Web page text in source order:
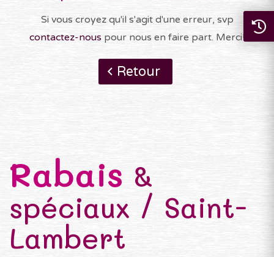
Si vous croyez qu'il s'agit d'une erreur, svp
contactez-nous pour nous en faire part. Merci!
Retour
Rabais &
spéciaux / Saint-
Lambert